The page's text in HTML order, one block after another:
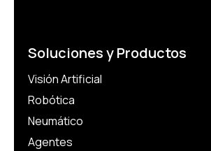
Soluciones y Productos
Visión Artificial
Robótica
Neumático
Agentes